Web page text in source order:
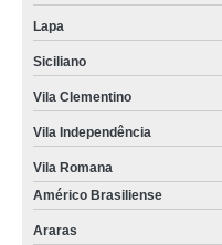
Lapa
Siciliano
Vila Clementino
Vila Independência
Vila Romana
Américo Brasiliense
Araras